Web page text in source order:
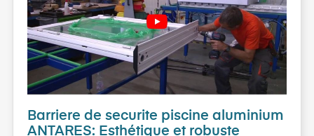
Barriere de securite piscine aluminium
ANTARES: Esthétique et robuste